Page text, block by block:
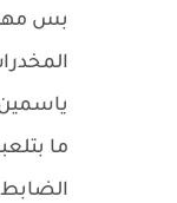
بس
ما